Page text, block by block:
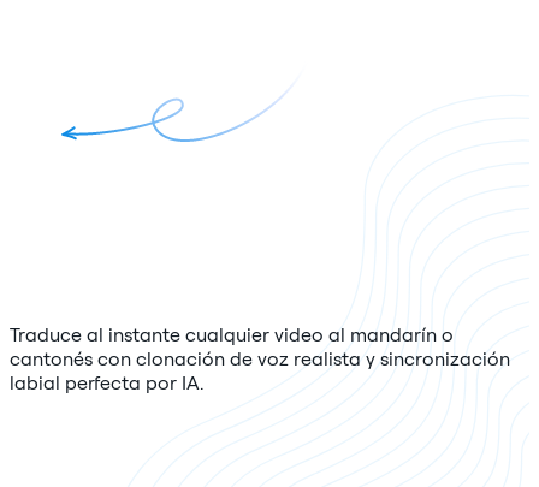
Traduce al instante cualquier video al mandarín o
cantonés con clonación de voz realista y sincronización
labial perfecta por IA.